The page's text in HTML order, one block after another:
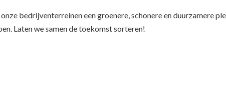
onze bedrijventerreinen een groenere, schonere en duurzamere
Laten we samen de toekomst sorteren!